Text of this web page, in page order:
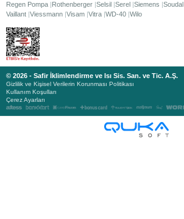
Regen Pompa Rothenberger Selsil Serel Siemens Soudal
Vaillant Viessmann Visam Vitra WD-40 Wilo
© 2026 - Safir İklimlendirme ve Isı Sis. San. ve Tic. A.Ş.
Gizlilik ve Kişisel Verilerin Korunması Politikası
Kullanım Koşulları
Çerez Ayarları